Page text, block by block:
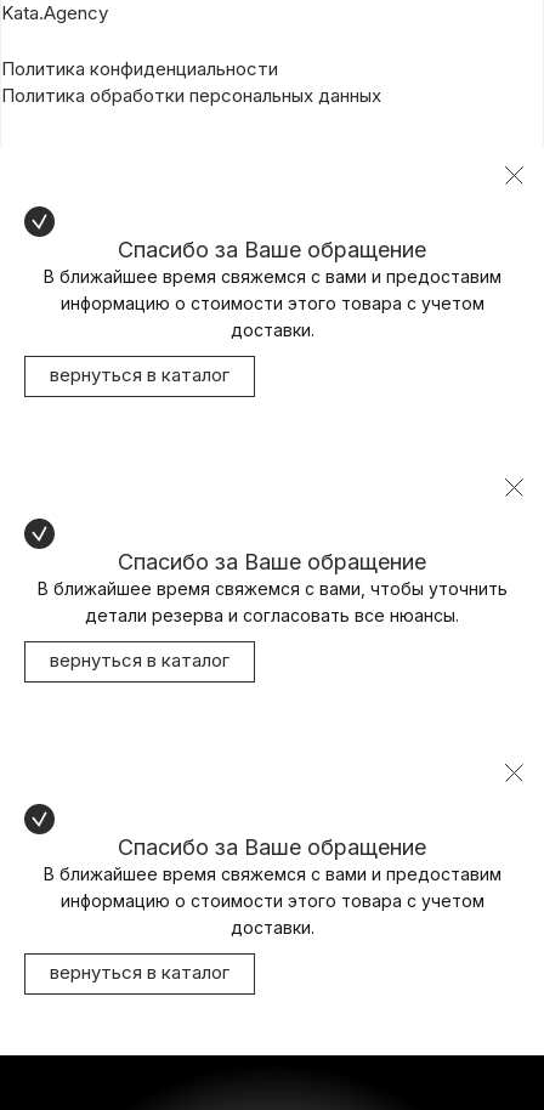
Kata.Agency
Политика конфиденциальности
Политика обработки персональных данных
Спасибо за Ваше обращение
В ближайшее время свяжемся с вами и предоставим
информацию о стоимости этого товара с учетом
доставки.
вернуться в каталог
Спасибо за Ваше обращение
В ближайшее время свяжемся с вами, чтобы уточнить
детали резерва и согласовать все нюансы.
вернуться в каталог
Спасибо за Ваше обращение
В ближайшее время свяжемся с вами и предоставим
информацию о стоимости этого товара с учетом
доставки.
вернуться в каталог